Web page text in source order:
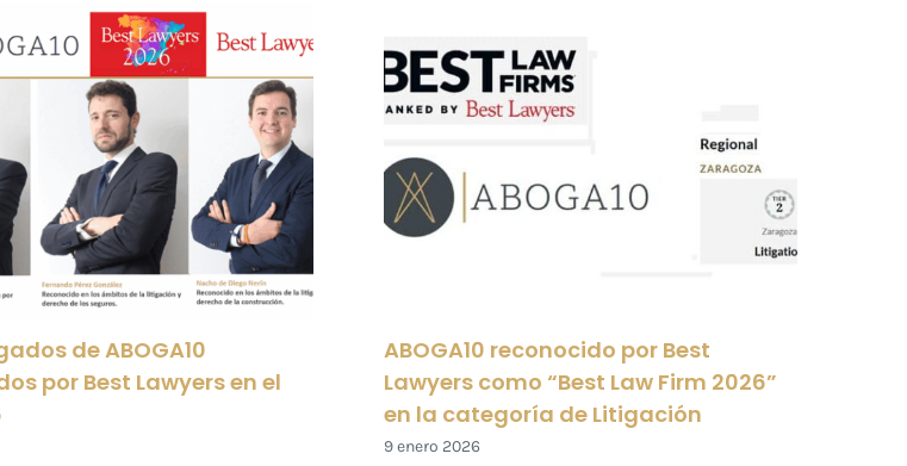
de ABOGA10
por Best Lawyers en el
ABOGA10 reconocido por Best
Lawyers como “Best Law Firm 2026”
en la categoría de Litigación
9 enero 2026